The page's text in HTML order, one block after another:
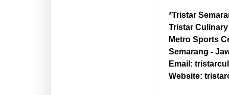
*Tristar
Tristar
Metro Sports
Semarang -
Email:
Website: